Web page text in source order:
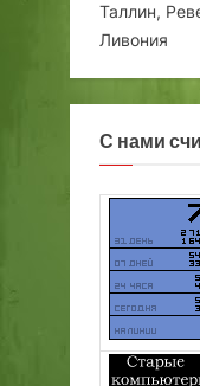
Таллин,
Ливония
С нами